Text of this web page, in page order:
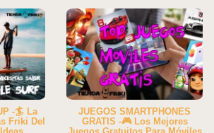
-🏄 La
Friki Del
JUEGOS SMARTPHONES
GRATIS -🎮 Los Mejores